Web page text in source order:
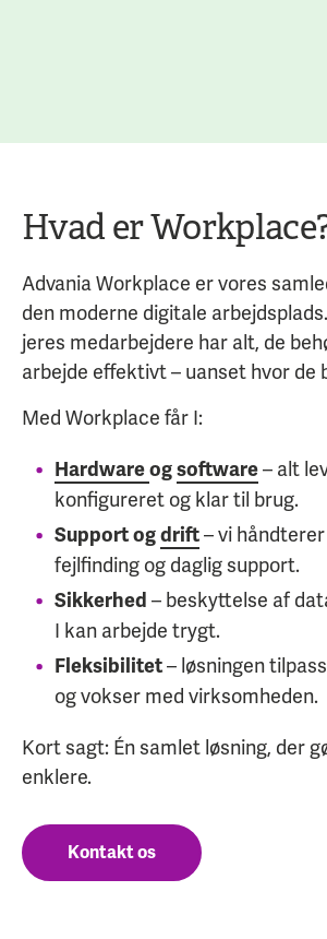
Hvad er
Advania Workplace er vores
den moderne digitale
jeres medarbejdere har alt, de
arbejde effektivt – uanset hvor de
Med Workplace får I:
Hardwareogsoftware– alt
konfigureret og klar til brug.
Support ogdrift– vi
fejlfinding og daglig support.
Sikkerhed – beskyttelse af
I kan arbejde trygt.
Fleksibilitet– løsningen
og vokser med virksomheden.
Kort sagt: Én samlet løsning, der
enklere.
Kontakt os